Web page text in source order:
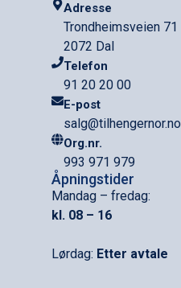
Adresse
Trondheimsveien 71
2072 Dal
Telefon
91 20 20 00
E-post
salg@tilhengernor.no
Org.nr.
993 971 979
Åpningstider
Mandag – fredag:
kl. 08 – 16
Lørdag: Etter avtale